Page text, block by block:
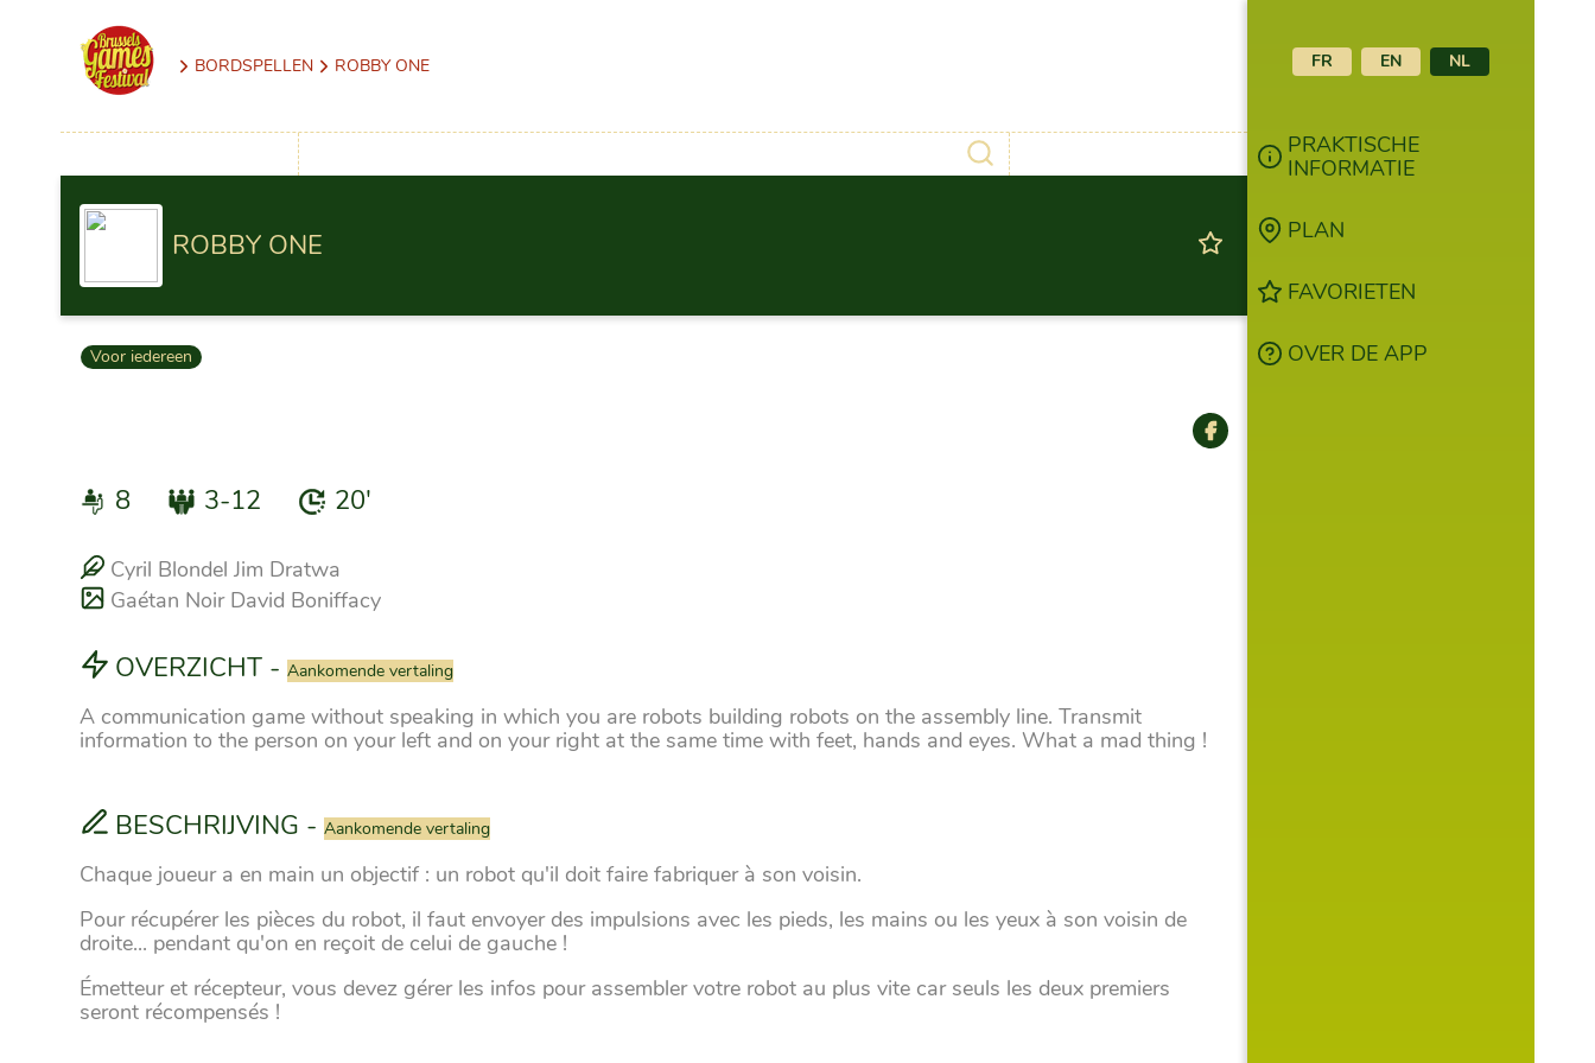
BORDSPELLEN ROBBY ONE
ROBBY ONE
Voor iedereen
8 3-12 20'
Cyril Blondel Jim Dratwa
Gaétan Noir David Boniffacy
OVERZICHT - Aankomende vertaling
A communication game without speaking in which you are robots building robots on the assembly line. Transmit
information to the person on your left and on your right at the same time with feet, hands and eyes. What a mad thing !
BESCHRIJVING - Aankomende vertaling
Chaque joueur a en main un objectif : un robot qu'il doit faire fabriquer à son voisin.
Pour récupérer les pièces du robot, il faut envoyer des impulsions avec les pieds, les mains ou les yeux à son voisin de
droite... pendant qu'on en reçoit de celui de gauche !
Émetteur et récepteur, vous devez gérer les infos pour assembler votre robot au plus vite car seuls les deux premiers
seront récompensés !
FR EN NL
PRAKTISCHE
INFORMATIE
PLAN
FAVORIETEN
OVER DE APP